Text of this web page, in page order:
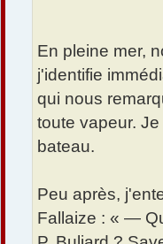
En pleine mer,
j'identifie
qui nous
toute vapeur.
bateau.
Peu après,
Fallaize : « —